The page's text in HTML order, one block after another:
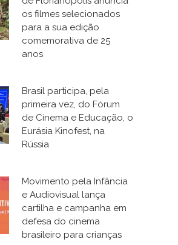
os filmes selecionados
para a sua edição
comemorativa de 25
anos
Brasil participa, pela
primeira vez, do Fórum
de Cinema e Educação, o
Eurásia Kinofest, na
Rússia
Movimento pela Infância
e Audiovisual lança
cartilha e campanha em
defesa do cinema
brasileiro para crianças